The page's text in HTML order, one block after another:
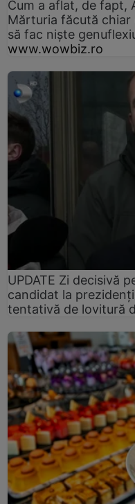
Cum a aflat, de fapt,
Mărturia făcută chiar
să fac niște
www.wowbiz.ro
UPDATE Zi decisivă
candidat la
tentativă de lovitură